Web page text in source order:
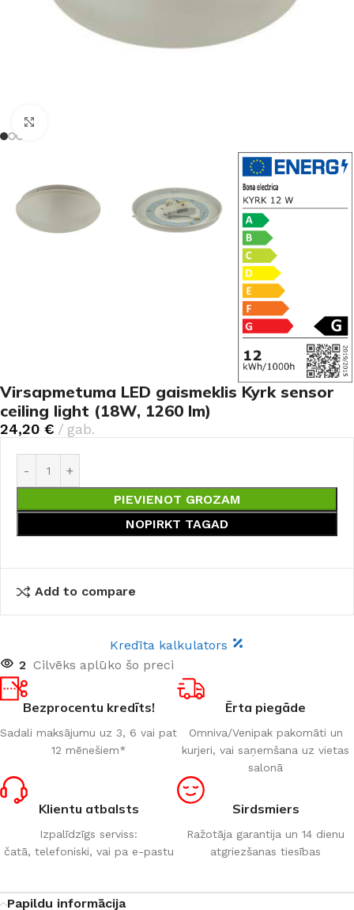
Virsapmetuma LED gaismeklis Kyrk sensor
ceiling light (18W, 1260 lm)
24,20 € gab.
PIEVIENOT GROZAM
NOPIRKT TAGAD
Add to compare
Kredīta kalkulators
2 Cilvēks aplūko šo preci
Bezprocentu kredīts!
Sadali maksājumu uz 3, 6 vai pat
12 mēnešiem*
Ērta piegāde
Omniva/Venipak pakomāti un
kurjeri, vai saņemšana uz vietas
salonā
Klientu atbalsts
Izpalīdzīgs serviss:
čatā, telefoniski, vai pa e-pastu
Sirdsmiers
Ražotāja garantija un 14 dienu
atgriezšanas tiesības
Papildu informācija